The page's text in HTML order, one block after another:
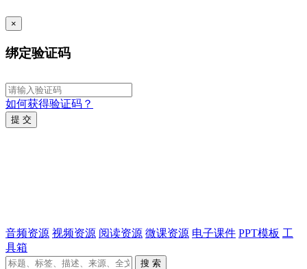
×
绑定验证码
如何获得验证码？
提 交
音频资源 视频资源 阅读资源 微课资源 电子课件 PPT模板 工
具箱
搜 索